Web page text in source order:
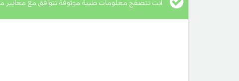
أنت تتصفح معلومات طبية موثوقة تتوافق مع